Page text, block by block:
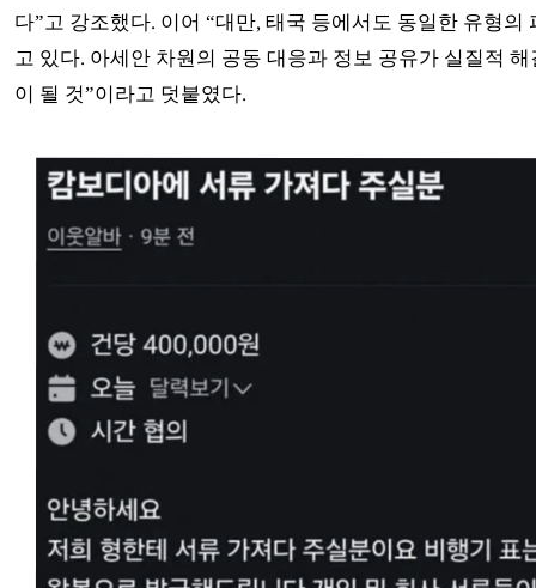
다”고 강조했다. 이어 “대만, 태국 등에서도 동일한 유형의
고 있다. 아세안 차원의 공동 대응과 정보 공유가 실질적
이 될 것”이라고 덧붙였다.